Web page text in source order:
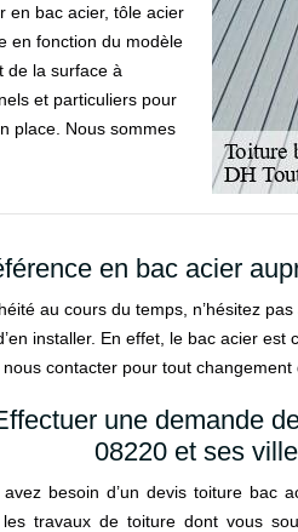
en bac acier, tôle acier
en fonction du modèle
de la surface à
et particuliers pour
place. Nous sommes
en bac acier
au cours du temps, n’hésitez
installer. En effet, le bac acier
contacter pour tout
une demande
08220 et ses
avez besoin d’un devis toiture bac
travaux de toiture dont vous